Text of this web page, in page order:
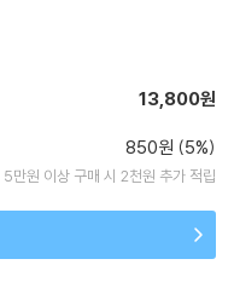
13,800원
850원 (5%)
5만원 이상 구매 시 2천원 추가 적립